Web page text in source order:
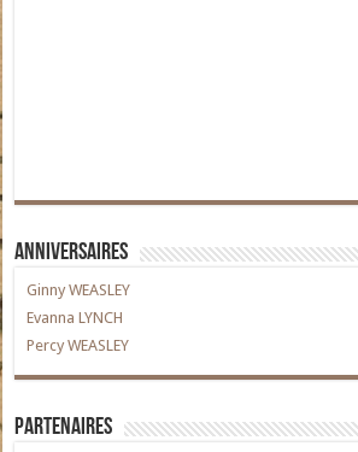
Anniversaires
Ginny WEASLEY
Evanna LYNCH
Percy WEASLEY
Partenaires